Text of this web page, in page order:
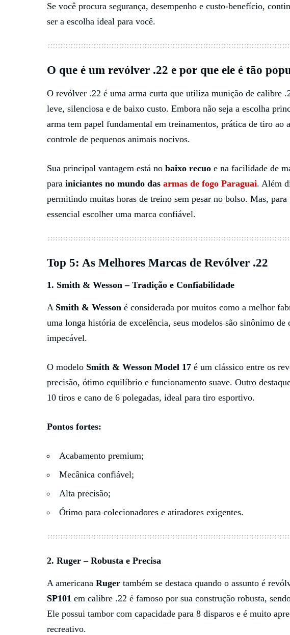
Se você procura segurança, desempenho e custo-benefício,
ser a escolha ideal para você.
O que é um revólver .22 e por que ele é tão
O revólver .22 é uma arma curta que utiliza munição de calibre
leve, silenciosa e de baixo custo. Embora não seja a escolha
arma tem papel fundamental em treinamentos, prática de tiro ao
controle de pequenos animais nocivos.
Sua principal vantagem está no baixo recuo e na facilidade de
para iniciantes no mundo das armas de fogo Paraguai. Além
permitindo muitas horas de treino sem pesar no bolso. Mas,
essencial escolher uma marca confiável.
Top 5: As Melhores Marcas de Revólver .22
1. Smith & Wesson – Tradição e Confiabilidade
A Smith & Wesson é considerada por muitos como a melhor
uma longa história de excelência, seus modelos são sinônimo de
impecável.
O modelo Smith & Wesson Model 17 é um clássico entre os
precisão, ótimo equilíbrio e funcionamento suave. Outro
10 tiros e cano de 6 polegadas, ideal para tiro esportivo.
Pontos fortes:
Acabamento premium;
Mecânica confiável;
Alta precisão;
Ótimo para colecionadores e atiradores exigentes.
2. Ruger – Robusta e Precisa
A americana Ruger também se destaca quando o assunto é
SP101 em calibre .22 é famoso por sua construção robusta,
Ele possui tambor com capacidade para 8 disparos e é muito
recreativo.